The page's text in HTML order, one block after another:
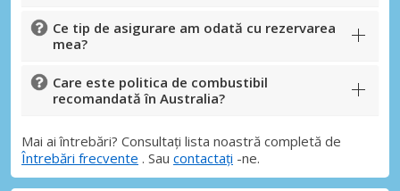
Ce tip de asigurare am odată cu rezervarea
mea?
Care este politica de combustibil
recomandată în Australia?
Mai ai întrebări? Consultați lista noastră completă de
Întrebări frecvente . Sau contactați -ne.